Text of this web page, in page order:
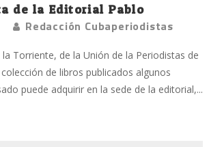
de la Editorial Pablo
Redacción Cubaperiodistas
Torriente, de la Unión de la Periodistas de
de libros publicados algunos
puede adquirir en la sede de la editorial,...